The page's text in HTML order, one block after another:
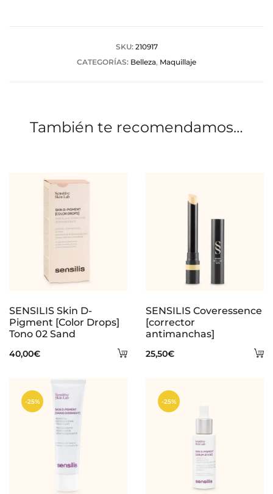
SKU: 210917
CATEGORÍAS: Belleza, Maquillaje
También te recomendamos…
Añadir
SENSILIS Skin D-
Pigment [Color Drops]
Tono 02 Sand
40,00€
SENSILIS Coveressence
[corrector
antimanchas]
25,50€
-25% -25%